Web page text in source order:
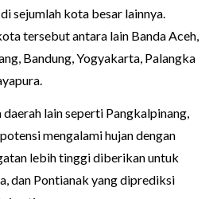
sejumlah kota besar lainnya.
tersebut antara lain Banda Aceh,
Bandung, Yogyakarta, Palangka
lain seperti Pangkalpinang,
mengalami hujan dengan
lebih tinggi diberikan untuk
dan Pontianak yang diprediksi